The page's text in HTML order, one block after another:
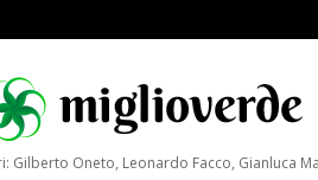
Gilberto Oneto, Leonardo Facco, Gianluca